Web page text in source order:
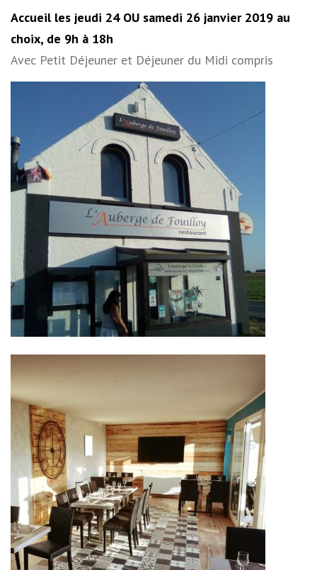
Accueil les jeudi 24 OU samedi 26 janvier 2019 au
choix, de 9h à 18h
Avec Petit Déjeuner et Déjeuner du Midi compris